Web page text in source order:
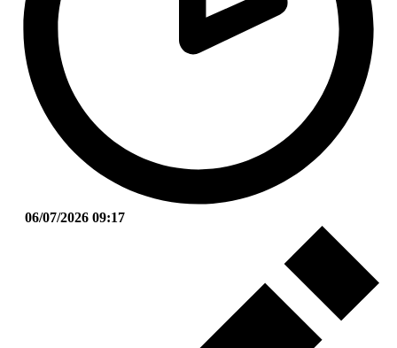
06/07/2026 09:17